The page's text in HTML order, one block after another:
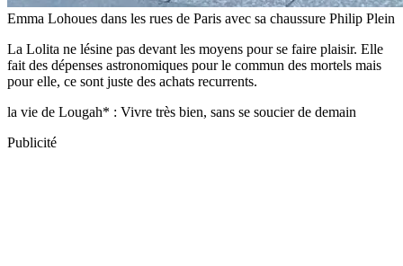
Emma Lohoues dans les rues de Paris avec sa chaussure Philip Plein
La Lolita ne lésine pas devant les moyens pour se faire plaisir. Elle
fait des dépenses astronomiques pour le commun des mortels mais
pour elle, ce sont juste des achats recurrents.
la vie de Lougah* : Vivre très bien, sans se soucier de demain
Publicité